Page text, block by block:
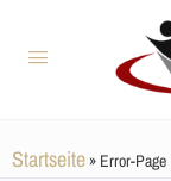
Startseite» Error-Page